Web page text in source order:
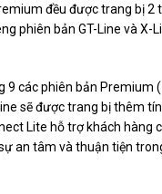
đều được trang bị 2
phiên bản GT-Line và X-
9 các phiên bản Premium
sẽ được trang bị thêm
Lite hỗ trợ khách hàng
an tâm và thuận tiện